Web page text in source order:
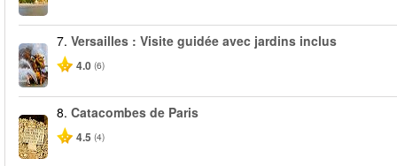
7. Versailles : Visite guidée avec jardins inclus
4.0 (6)
8. Catacombes de Paris
4.5 (4)